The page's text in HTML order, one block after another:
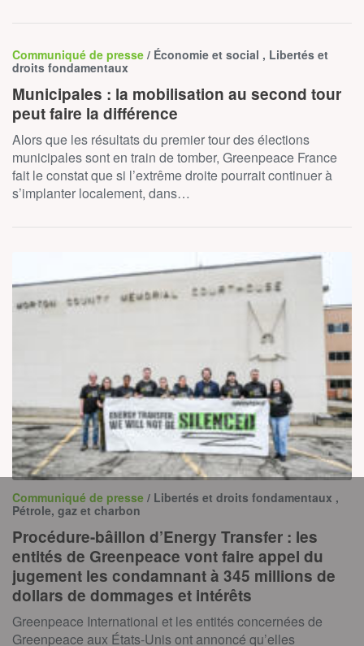
Communiqué de presse / Économie et social , Libertés et
droits fondamentaux
Municipales : la mobilisation au second tour
peut faire la différence
Alors que les résultats du premier tour des élections
municipales sont en train de tomber, Greenpeace France
fait le constat que si l’extrême droite pourrait continuer à
s’implanter localement, dans…
Communiqué de presse / Libertés et droits fondamentaux ,
Pétrole, gaz et charbon
Procédure-bâillon d’Energy Transfer : les
entités de Greenpeace vont faire appel du
jugement les condamnant à 345 millions de
dollars de dommages et intérêts
Greenpeace International et les entités concernées de
Greenpeace aux États-Unis ont annoncé qu’elles